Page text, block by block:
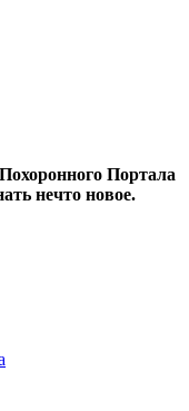
Портала
нечто новое.